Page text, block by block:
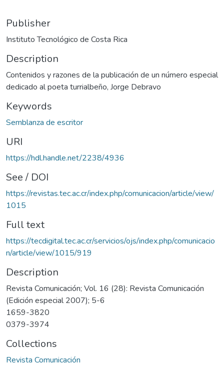
Publisher
Instituto Tecnológico de Costa Rica
Description
Contenidos y razones de la publicación de un número especial
dedicado al poeta turrialbeño, Jorge Debravo
Keywords
Semblanza de escritor
URI
https://hdl.handle.net/2238/4936
See / DOI
https://revistas.tec.ac.cr/index.php/comunicacion/article/view/
1015
Full text
https://tecdigital.tec.ac.cr/servicios/ojs/index.php/comunicacio
n/article/view/1015/919
Description
Revista Comunicación; Vol. 16 (28): Revista Comunicación
(Edición especial 2007); 5-6
1659-3820
0379-3974
Collections
Revista Comunicación